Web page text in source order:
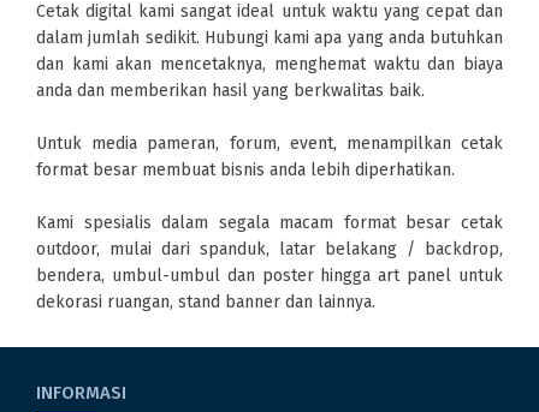
Cetak digital kami sangat ideal untuk waktu yang cepat dan
dalam jumlah sedikit. Hubungi kami apa yang anda butuhkan
dan kami akan mencetaknya, menghemat waktu dan biaya
anda dan memberikan hasil yang berkwalitas baik.
Untuk media pameran, forum, event, menampilkan cetak
format besar membuat bisnis anda lebih diperhatikan.
Kami spesialis dalam segala macam format besar cetak
outdoor, mulai dari spanduk, latar belakang / backdrop,
bendera, umbul-umbul dan poster hingga art panel untuk
dekorasi ruangan, stand banner dan lainnya.
INFORMASI